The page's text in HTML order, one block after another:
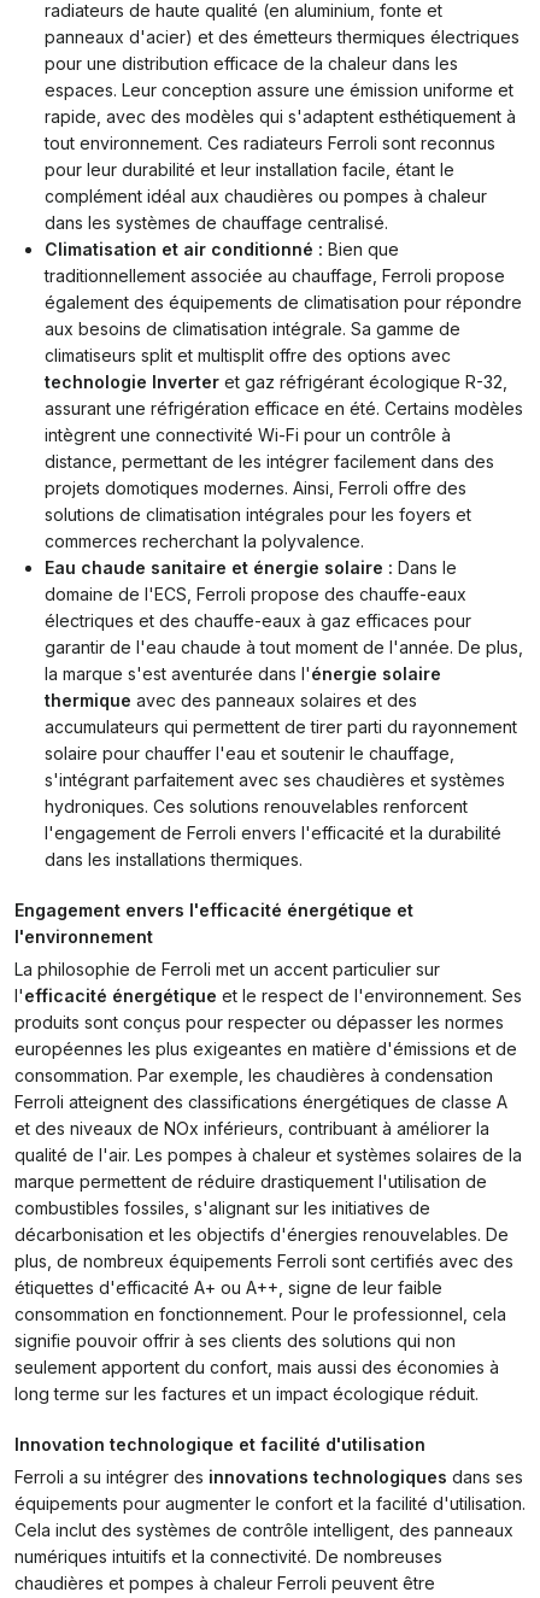
radiateurs de haute qualité (en aluminium, fonte et
panneaux d'acier) et des émetteurs thermiques électriques
pour une distribution efficace de la chaleur dans les
espaces. Leur conception assure une émission uniforme et
rapide, avec des modèles qui s'adaptent esthétiquement à
tout environnement. Ces radiateurs Ferroli sont reconnus
pour leur durabilité et leur installation facile, étant le
complément idéal aux chaudières ou pompes à chaleur
dans les systèmes de chauffage centralisé.
Climatisation et air conditionné : Bien que
traditionnellement associée au chauffage, Ferroli propose
également des équipements de climatisation pour répondre
aux besoins de climatisation intégrale. Sa gamme de
climatiseurs split et multisplit offre des options avec
technologie Inverter et gaz réfrigérant écologique R-32,
assurant une réfrigération efficace en été. Certains modèles
intègrent une connectivité Wi-Fi pour un contrôle à
distance, permettant de les intégrer facilement dans des
projets domotiques modernes. Ainsi, Ferroli offre des
solutions de climatisation intégrales pour les foyers et
commerces recherchant la polyvalence.
Eau chaude sanitaire et énergie solaire : Dans le
domaine de l'ECS, Ferroli propose des chauffe-eaux
électriques et des chauffe-eaux à gaz efficaces pour
garantir de l'eau chaude à tout moment de l'année. De plus,
la marque s'est aventurée dans l'énergie solaire
thermique avec des panneaux solaires et des
accumulateurs qui permettent de tirer parti du rayonnement
solaire pour chauffer l'eau et soutenir le chauffage,
s'intégrant parfaitement avec ses chaudières et systèmes
hydroniques. Ces solutions renouvelables renforcent
l'engagement de Ferroli envers l'efficacité et la durabilité
dans les installations thermiques.
Engagement envers l'efficacité énergétique et
l'environnement
La philosophie de Ferroli met un accent particulier sur
l'efficacité énergétique et le respect de l'environnement. Ses
produits sont conçus pour respecter ou dépasser les normes
européennes les plus exigeantes en matière d'émissions et de
consommation. Par exemple, les chaudières à condensation
Ferroli atteignent des classifications énergétiques de classe A
et des niveaux de NOx inférieurs, contribuant à améliorer la
qualité de l'air. Les pompes à chaleur et systèmes solaires de la
marque permettent de réduire drastiquement l'utilisation de
combustibles fossiles, s'alignant sur les initiatives de
décarbonisation et les objectifs d'énergies renouvelables. De
plus, de nombreux équipements Ferroli sont certifiés avec des
étiquettes d'efficacité A+ ou A++, signe de leur faible
consommation en fonctionnement. Pour le professionnel, cela
signifie pouvoir offrir à ses clients des solutions qui non
seulement apportent du confort, mais aussi des économies à
long terme sur les factures et un impact écologique réduit.
Innovation technologique et facilité d'utilisation
Ferroli a su intégrer des innovations technologiques dans ses
équipements pour augmenter le confort et la facilité d'utilisation.
Cela inclut des systèmes de contrôle intelligent, des panneaux
numériques intuitifs et la connectivité. De nombreuses
chaudières et pompes à chaleur Ferroli peuvent être